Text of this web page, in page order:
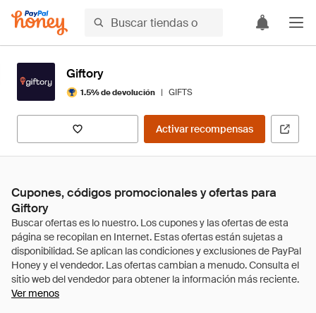
Giftory
1.5% de devolución | GIFTS
Activar recompensas
Cupones, códigos promocionales y ofertas para
Giftory
Ver menos